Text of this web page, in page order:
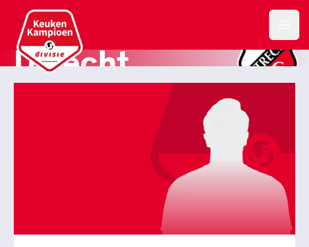
Keuken Kampioen Divisie
Jong FC
Utrecht